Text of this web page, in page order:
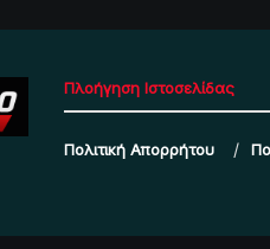
Πλοήγηση Ιστοσελίδας
Πολιτική Απορρήτου